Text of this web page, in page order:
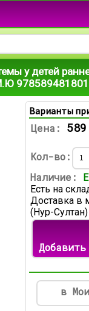
у детей
Варианты
Цена:
Кол-во:
Наличие:
Есть на
Доставка в
(Нур-
в